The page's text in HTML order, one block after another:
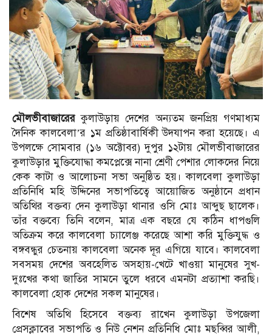
মৌলভীবাজারেরকুলাউড়ায় দেশের অন্যতম জনপ্রিয় গণমাধ্যম
দৈনিক কালবেলা’র ১ম প্রতিষ্ঠাবার্ষিকী উদযাপন করা হয়েছে। এ
উপলক্ষে সোমবার (১৬ অক্টোবর) দুপুর ১২টায় মৌলভীবাজারের
কুলাউড়ার মুক্তিযোদ্ধা কমপ্লেক্সে নানা শ্রেণী পেশার লোকদের নিয়ে
কেক কাটা ও আলোচনা সভা অনুষ্ঠিত হয়। কালবেলা কুলাউড়া
প্রতিনিধি মহি উদ্দিনের সভাপতিত্বে আয়োজিত অনুষ্ঠানে প্রধান
অতিথির বক্তব্য দেন কুলাউড়া থানার ওসি মোঃ আব্দুছ ছালেক।
তাঁর বক্তব্যে তিনি বলেন, মাত্র এক বছরে যে কঠিন ধাপগুলি
অতিক্রম করে কালবেলা চ্যালেঞ্জ করেছে আশা করি মুক্তিযুদ্ধ ও
বঙ্গবন্ধুর চেতনায় কালবেলা অনেক দূর এগিয়ে যাবে। কালবেলা
সবসময় দেশের অবহেলিত অসহায়-খেটে খাওয়া মানুষের সুখ-
দুঃখের কথা জাতির সামনে তুলে ধরবে এমনটা প্রত্যাশা করছি।
কালবেলা হোক দেশের সকল মানুষের।
বিশেষ অতিথি হিসেবে বক্তব্য রাখেন কুলাউড়া উপজেলা
প্রেসক্লাবের সভাপতি ও নিউ নেশন প্রতিনিধি মোঃ মছব্বির আলী,